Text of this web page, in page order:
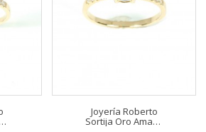
Joyería Roberto
Sortija Oro Amarillo 12...